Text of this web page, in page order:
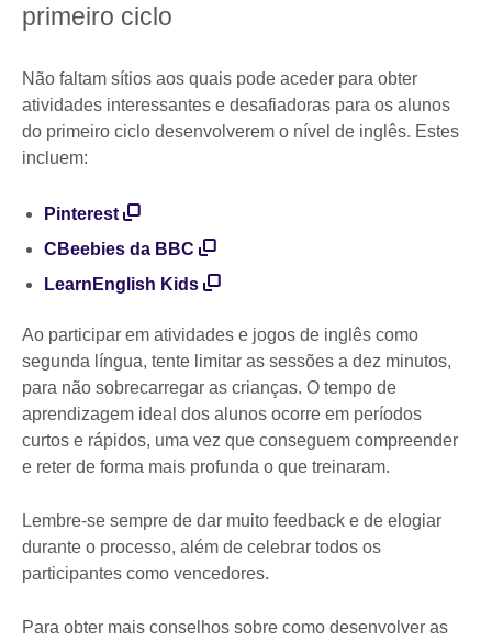
primeiro ciclo
Não faltam sítios aos quais pode aceder para obter
atividades interessantes e desafiadoras para os alunos
do primeiro ciclo desenvolverem o nível de inglês. Estes
incluem:
Pinterest
CBeebies da BBC
LearnEnglish Kids
Ao participar em atividades e jogos de inglês como
segunda língua, tente limitar as sessões a dez minutos,
para não sobrecarregar as crianças. O tempo de
aprendizagem ideal dos alunos ocorre em períodos
curtos e rápidos, uma vez que conseguem compreender
e reter de forma mais profunda o que treinaram.
Lembre-se sempre de dar muito feedback e de elogiar
durante o processo, além de celebrar todos os
participantes como vencedores.
Para obter mais conselhos sobre como desenvolver as